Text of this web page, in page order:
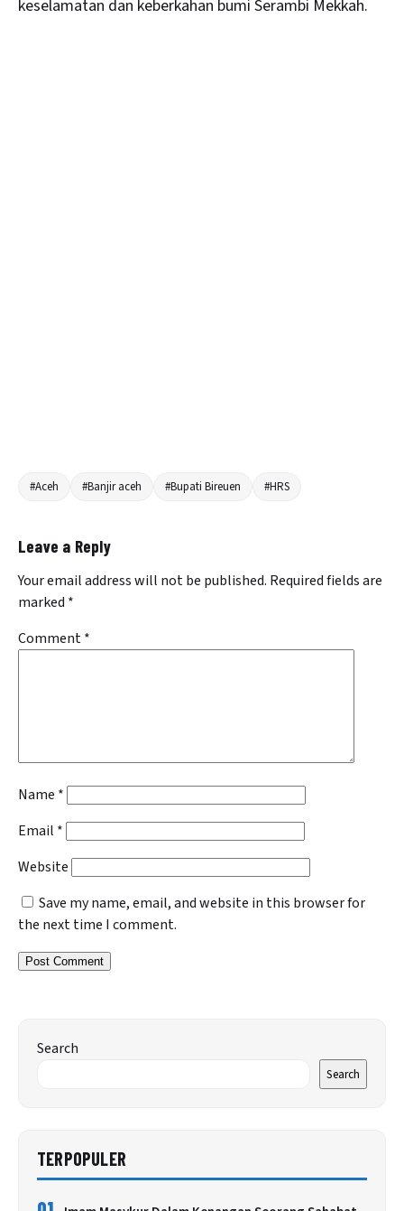
keselamatan dan keberkahan bumi Serambi Mekkah.
#Aceh #Banjir aceh #Bupati Bireuen #HRS
Leave a Reply
Your email address will not be published. Required fields are
marked *
Comment*
Name *
Email *
Website
Save my name, email, and website in this browser for
the next time I comment.
Search
Search
TERPOPULER